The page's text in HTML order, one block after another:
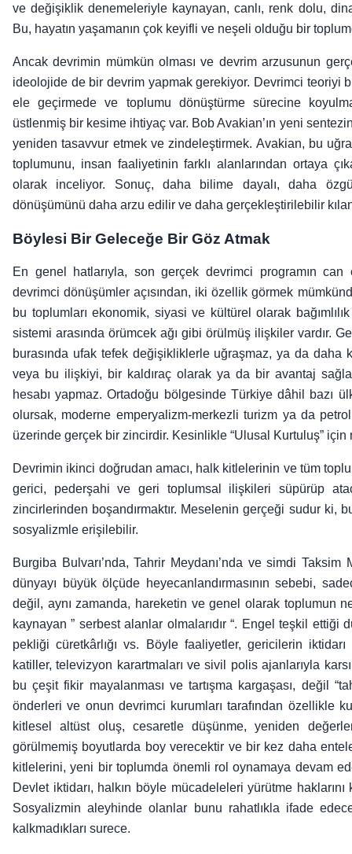
ve değişiklik denemeleriyle kaynayan, canlı, renk dolu,
Bu, hayatın yaşamanın çok keyifli ve neşeli olduğu bir
Ancak devrimin mümkün olması ve devrim arzusunun
ideolojide de bir devrim yapmak gerekiyor. Devrimci teoriyi
ele geçirmede ve toplumu dönüştürme sürecine
üstlenmiş bir kesime ihtiyaç var. Bob Avakian’ın yeni
yeniden tasavvur etmek ve zindeleştirmek. Avakian, bu
toplumunu, insan faaliyetinin farklı alanlarından ortaya
olarak inceliyor. Sonuç, daha bilime dayalı, daha
dönüşümünü daha arzu edilir ve daha gerçekleştirilebilir
Böylesi Bir Geleceğe Bir Göz Atmak
En genel hatlarıyla, son gerçek devrimci programın
devrimci dönüşümler açısından, iki özellik görmek
bu toplumları ekonomik, siyasi ve kültürel olarak
sistemi arasında örümcek ağı gibi örülmüş ilişkiler vardır.
burasında ufak tefek değişikliklerle uğraşmaz, ya da
veya bu ilişkiyi, bir kaldıraç olarak ya da bir avantaj
hesabı yapmaz. Ortadoğu bölgesinde Türkiye dâhil bazı
olursak, moderne emperyalizm-merkezli turizm ya da
üzerinde gerçek bir zincirdir. Kesinlikle “Ulusal Kurtuluş”
Devrimin ikinci doğrudan amacı, halk kitlelerinin ve tüm
gerici, pederşahi ve geri toplumsal ilişkileri süpürüp
zincirlerinden boşandırmaktır. Meselenin gerçeği sudur ki,
sosyalizmle erişilebilir.
Burgiba Bulvarı’nda, Tahrir Meydanı’nda ve simdi Taksim
dünyayı büyük ölçüde heyecanlandırmasının sebebi,
değil, aynı zamanda, hareketin ve genel olarak toplumun
kaynayan ” serbest alanlar olmalarıdır “. Engel teşkil
pekliği cüretkârlığı vs. Böyle faaliyetler, gericilerin iktidarı
katiller, televizyon karartmaları ve sivil polis ajanlarıyla
bu çeşit fikir mayalanması ve tartışma kargaşası, değil
önderleri ve onun devrimci kurumları tarafından özellikle
kitlesel altüst oluş, cesaretle düşünme, yeniden
görülmemiş boyutlarda boy verecektir ve bir kez daha
kitlelerini, yeni bir toplumda önemli rol oynamaya devam
Devlet iktidarı, halkın böyle mücadeleleri yürütme
Sosyalizmin aleyhinde olanlar bunu rahatlıkla ifade
kalkmadıkları surece.